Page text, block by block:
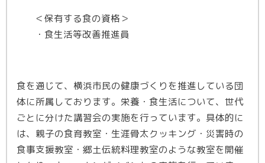
＜保有する食の資格＞
・食生活等改善推進員
食を通じて、横浜市民の健康づくりを推進している団
体に所属しております。栄養・食生活について、世代
ごとに分けた講習会の実施を行っています。具体的に
は、親子の食育教室・生涯骨太クッキング・災害時の
食事支援教室・郷土伝統料理教室のような教室を開催